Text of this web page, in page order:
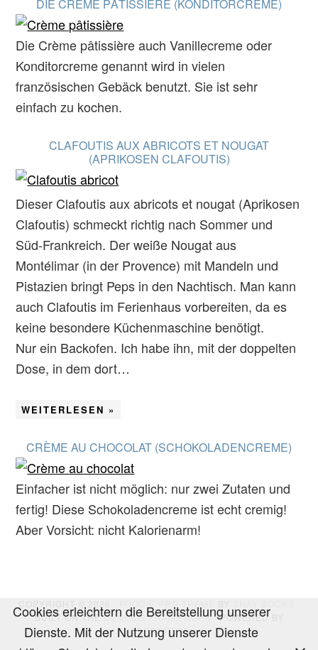
DIE CRÈME PÂTISSIÈRE (KONDITORCREME)
Die Crème pâtissière auch Vanillecreme oder
Konditorcreme genannt wird in vielen
französischen Gebäck benutzt. Sie ist sehr
einfach zu kochen.
CLAFOUTIS AUX ABRICOTS ET NOUGAT
(APRIKOSEN CLAFOUTIS)
Dieser Clafoutis aux abricots et nougat (Aprikosen
Clafoutis) schmeckt richtig nach Sommer und
Süd-Frankreich. Der weiße Nougat aus
Montélimar (in der Provence) mit Mandeln und
Pistazien bringt Peps in den Nachtisch. Man kann
auch Clafoutis im Ferienhaus vorbereiten, da es
keine besondere Küchenmaschine benötigt.
Nur ein Backofen. Ich habe ihn, mit der doppelten
Dose, in dem dort…
WEITERLESEN »
CRÈME AU CHOCOLAT (SCHOKOLADENCREME)
Einfacher ist nicht möglich: nur zwei Zutaten und
fertig! Diese Schokoladencreme ist echt cremig!
Aber Vorsicht: nicht Kalorienarm!
BUILT ON THEGENESIS FRAMEWORK· POWERED BY
WORDPRESS
Cookies erleichtern die Bereitstellung unserer
Dienste. Mit der Nutzung unserer Dienste